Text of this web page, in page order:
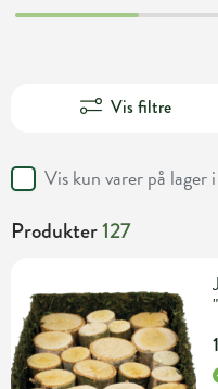
Vis filtre
Vis kun varer på lager i
Produkter127